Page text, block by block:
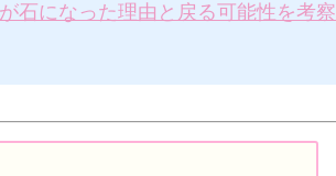
石になった理由と戻る可能性を考察